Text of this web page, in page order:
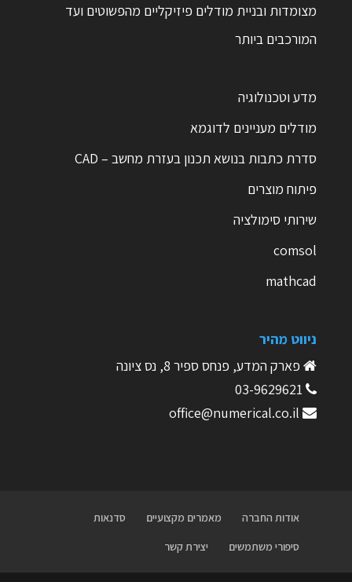
מצומדות ובניית מודלים פיזיקליים מהפשוטים ועד
המורכבים ביותר
מדע וטכנולוגיה
מודלים מעניינים לדוגמא
סדרת כתבות בנושא תכנון בעזרת מחשב – CAD
פיתוח מוצרים
שירותי סימולציה
comsol
mathcad
ניווט מהיר
פארק המדע, פנחס ספיר 8, נס ציונה
03-9629621
office@numerical.co.il
אודות החברה מאמרים מקצועיים סדנאות
סיפורי משתמשים יצירת קשר